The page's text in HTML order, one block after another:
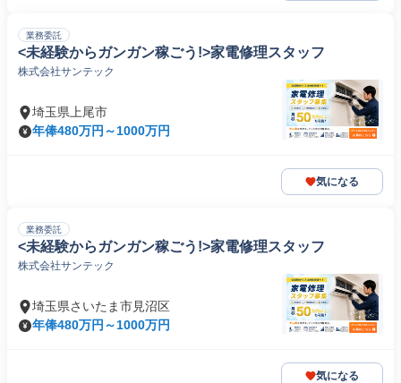
業務委託
<未経験からガンガン稼ごう!>家電修理スタッフ
株式会社サンテック
埼玉県上尾市
年俸480万円～1000万円
気になる
業務委託
<未経験からガンガン稼ごう!>家電修理スタッフ
株式会社サンテック
埼玉県さいたま市見沼区
年俸480万円～1000万円
気になる